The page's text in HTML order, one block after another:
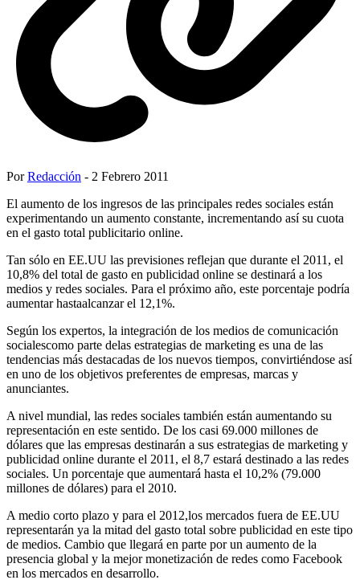
PorRedacción - 2 Febrero 2011
El aumento de los ingresos de las principales redes sociales están
experimentando un aumento constante, incrementando así su cuota
en el gasto total publicitario online.
Tan sólo en EE.UU las previsiones reflejan que durante el 2011, el
10,8% del total de gasto en publicidad online se destinará a los
medios y redes sociales. Para el próximo año, este porcentaje podría
aumentar hastaalcanzar el 12,1%.
Según los expertos, la integración de los medios de comunicación
socialescomo parte delas estrategias de marketing es una de las
tendencias más destacadas de los nuevos tiempos, convirtiéndose así
en uno de los objetivos preferentes de empresas, marcas y
anunciantes.
A nivel mundial, las redes sociales también están aumentando su
representación en este sentido. De los casi 69.000 millones de
dólares que las empresas destinarán a sus estrategias de marketing y
publicidad online durante el 2011, el 8,7 estará destinado a las redes
sociales. Un porcentaje que aumentará hasta el 10,2% (79.000
millones de dólares) para el 2010.
A medio corto plazo y para el 2012,los mercados fuera de EE.UU
representarán ya la mitad del gasto total sobre publicidad en este tipo
de medios. Cambio que llegará en parte por un aumento de la
presencia global y la mejor monetización de redes como Facebook
en los mercados en desarrollo.